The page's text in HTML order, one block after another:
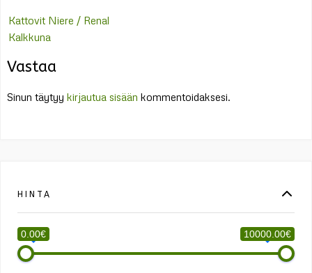
Kattovit Niere / Renal
Kalkkuna
Vastaa
Sinun täytyy kirjautua sisään kommentoidaksesi.
HINTA
0.00€ 10000.00€